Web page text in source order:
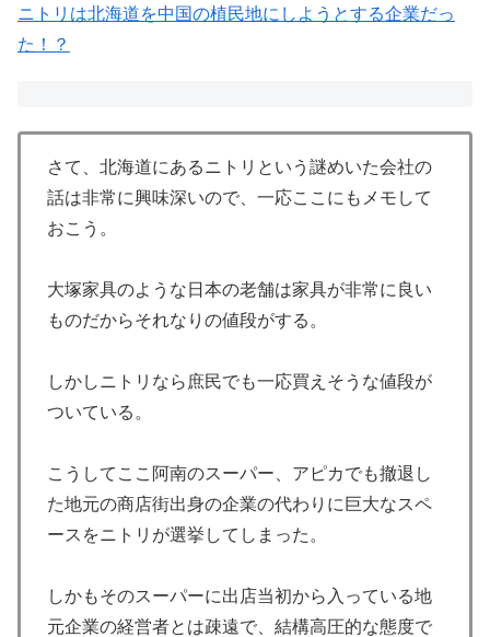
ニトリは北海道を中国の植民地にしようとする企業だっ
た！？
さて、北海道にあるニトリという謎めいた会社の
話は非常に興味深いので、一応ここにもメモして
おこう。
大塚家具のような日本の老舗は家具が非常に良い
ものだからそれなりの値段がする。
しかしニトリなら庶民でも一応買えそうな値段が
ついている。
こうしてここ阿南のスーパー、アピカでも撤退し
た地元の商店街出身の企業の代わりに巨大なスペ
ースをニトリが選挙してしまった。
しかもそのスーパーに出店当初から入っている地
元企業の経営者とは疎遠で、結構高圧的な態度で